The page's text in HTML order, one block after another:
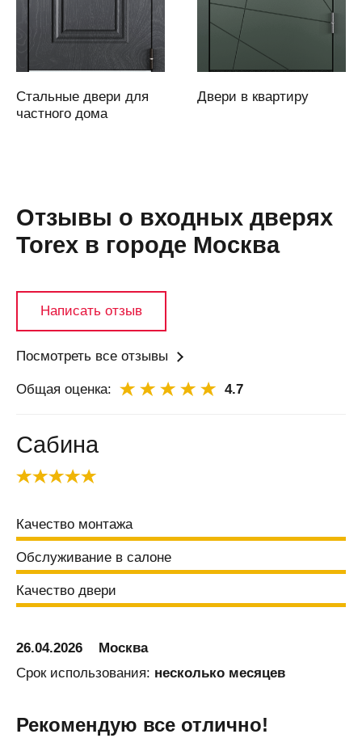
Артем
Артемовский
Аскарово
область)
Атырау
Б
Бабяково
(Воронежская
область)
Балашов
Балтай
Барнаул
Барыш
Батайск
Безенчук
Калитва
Белгород
Белозерск
Стальные двери для
частного дома
Двери в квартиру
Отзывы о входных дверях
Torex в городе Москва
Написать отзыв
Посмотреть все отзывы
Общая оценка: 4.7
Сабина
Качество монтажа
Обслуживание в салоне
Качество двери
26.04.2026
Москва
Срок использования: несколько месяцев
Рекомендую все отлично!